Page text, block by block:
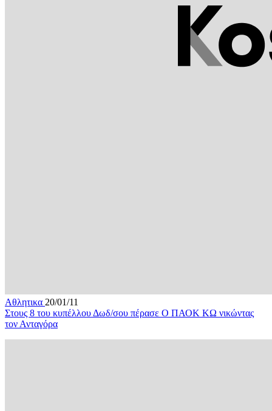
Αθλητικα 20/01/11
Στους 8 του κυπέλλου Δωδ/σου πέρασε Ο ΠΑΟΚ ΚΩ νικώντας
τον Ανταγόρα